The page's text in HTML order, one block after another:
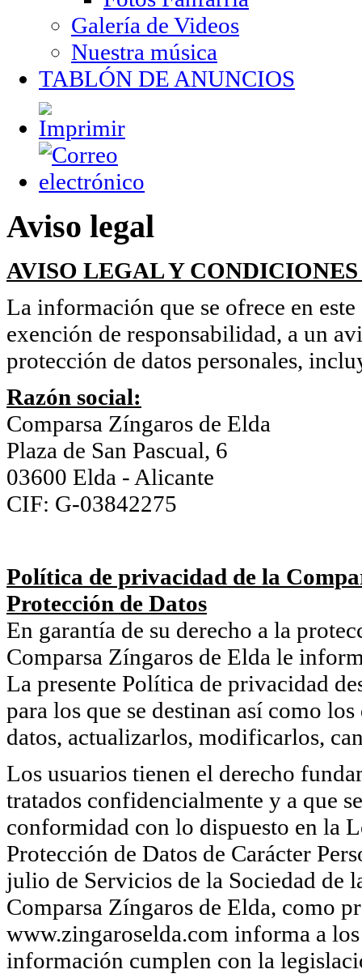
Galería de Videos
Nuestra música
TABLÓN DE ANUNCIOS
Aviso legal
AVISO LEGAL Y CONDICIONES
La información que se ofrece en
exención de responsabilidad, a un
protección de datos personales,
Razón social:
Comparsa Zíngaros de Elda
Plaza de San Pascual, 6
03600 Elda - Alicante
CIF: G-03842275
Política de privacidad de la
Protección de Datos
En garantía de su derecho a la
Comparsa Zíngaros de Elda le
La presente Política de privacidad
para los que se destinan así como
datos, actualizarlos, modificarlos,
Los usuarios tienen el derecho
tratados confidencialmente y a que
conformidad con lo dispuesto en la
Protección de Datos de Carácter
julio de Servicios de la Sociedad
Comparsa Zíngaros de Elda, como
www.zingaroselda.com informa a
información cumplen con la